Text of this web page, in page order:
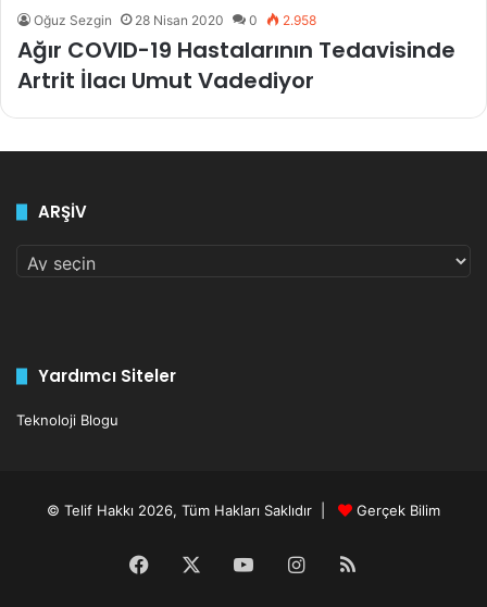
Oğuz Sezgin 28 Nisan 2020 0 2.958
Ağır COVID-19 Hastalarının Tedavisinde
Artrit İlacı Umut Vadediyor
ARŞİV
ARŞİV
Yardımcı Siteler
Teknoloji Blogu
© Telif Hakkı 2026, Tüm Hakları Saklıdır | Gerçek Bilim
Facebook YouTubeInstagram